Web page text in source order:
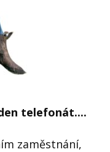
telefonát....
zaměstnání,